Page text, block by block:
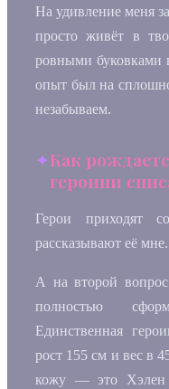
На удивление меня
просто живёт в
ровными буковками
опыт был на
незабываем.
Как
героини
Герои приходят
рассказывают её мне.
А на второй
полностью
Единственная
рост 155 см и вес в
кожу — это Хэлен